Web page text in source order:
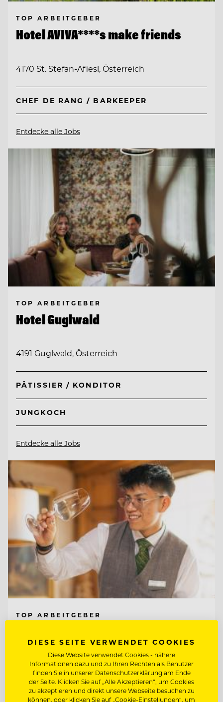
TOP ARBEITGEBER
Hotel AVIVA****s make friends
4170 St. Stefan-Afiesl, Österreich
CHEF DE RANG / BARKEEPER
Entdecke alle Jobs
TOP ARBEITGEBER
Hotel Guglwald
4191 Guglwald, Österreich
PÂTISSIER / KONDITOR
JUNGKOCH
Entdecke alle Jobs
TOP ARBEITGEBER
6410 Telfs, Österreich
OBERKELLNER:IN (M/W/D)
DIESE SEITE VERWENDET COOKIES
Diese Website verwendet Cookies - nähere
Informationen dazu und zu Ihren Rechten als Benutzer
finden Sie in unserer Datenschutzerklärung am Ende
der Seite. Klicken Sie auf „Alle Akzeptieren“, um Cookies
zu akzeptieren und direkt unsere Webseite besuchen zu
können, oder klicken Sie auf „Cookie-Einstellungen“, um